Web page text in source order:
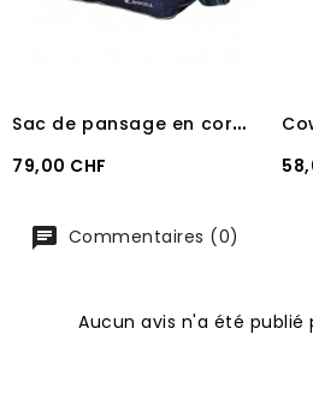
S
ac de pansage en cordura Lamicell
Prix
79,00 CHF
Commentaires (0)
Aucun avis n'a été publié